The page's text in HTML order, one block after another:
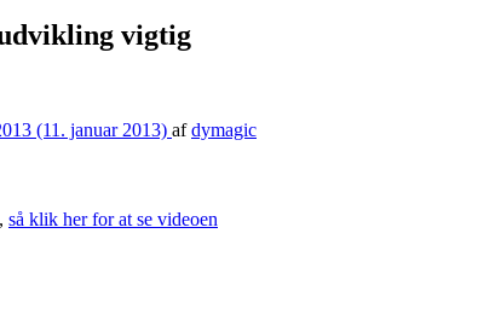
vigtig
(11. januar 2013) af dymagic
så klik her for at se videoen